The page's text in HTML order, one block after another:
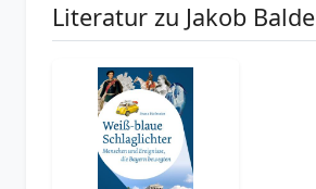
Literatur zu Jakob Balde